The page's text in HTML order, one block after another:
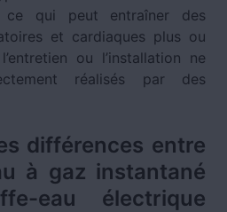
ce qui peut entraîner des
et cardiaques plus ou
ou l’installation ne
réalisés par des
différences entre
à gaz instantané
eau électrique